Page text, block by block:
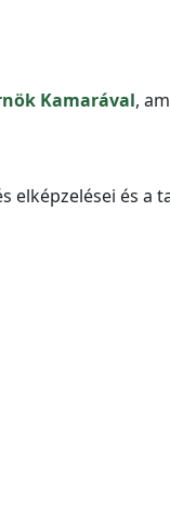
Kamarával,
elképzelései és a